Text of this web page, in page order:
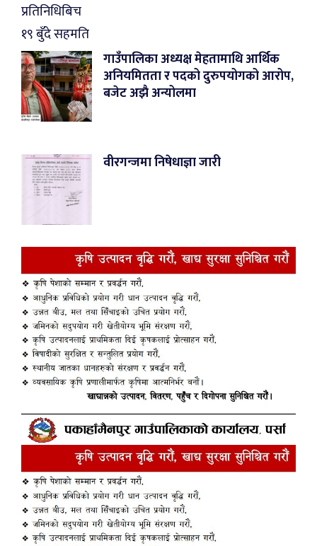
गाउँपालिका अध्यक्ष मेहतामाथि आर्थिक
अनियमितता र पदको दुरुपयोगको आरोप,
बजेट अझै अन्योलमा
वीरगन्जमा निषेधाज्ञा जारी